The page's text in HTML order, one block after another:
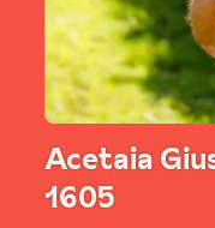
Acetaia
1605